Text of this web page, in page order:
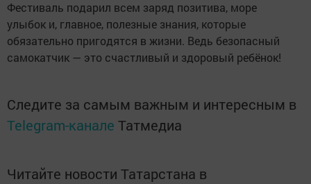
Фестиваль подарил всем заряд позитива, море
улыбок и, главное, полезные знания, которые
обязательно пригодятся в жизни. Ведь безопасный
самокатчик — это счастливый и здоровый ребёнок!
Следите за самым важным и интересным в
Telegram-канале Татмедиа
Читайте новости Татарстана в